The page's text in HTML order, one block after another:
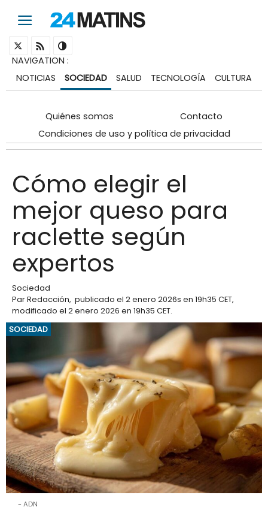
NAVIGATION :
NOTICIAS
SOCIEDAD SALUD TECNOLOGÍA CULTURA
Quiénes somos
Contacto
Condiciones de uso y política de privacidad
Cómo elegir el
mejor queso para
raclette según
expertos
Sociedad
ParRedacción, publicado el 2 enero 2026s en 19h35 CET,
modificado el 2 enero 2026 en 19h35 CET.
SOCIEDAD
ADN